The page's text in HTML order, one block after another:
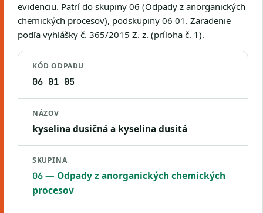
evidenciu. Patrí do skupiny 06 (Odpady z anorganických
chemických procesov), podskupiny 06 01. Zaradenie
podľa vyhlášky č. 365/2015 Z. z. (príloha č. 1).
KÓD ODPADU
06 01 05
NÁZOV
kyselina dusičná a kyselina dusitá
SKUPINA
06— Odpady z anorganických chemických
procesov